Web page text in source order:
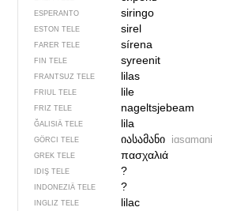
ESPERANTO siringo
ESTON TELE sirel
FARER TELE sírena
FIN TELE syreenit
FRANTSUZ TELE lilas
FRIUL TELE lile
FRIZ TELE nageltsjebeam
ĞALISIÄ TELE lila
GÖRCI TELE იასამანი iɑsɑmɑni
GREK TELE πασχαλιά
IDIŞ TELE ?
INDONEZIÄ TELE ?
INGLIZ TELE lilac